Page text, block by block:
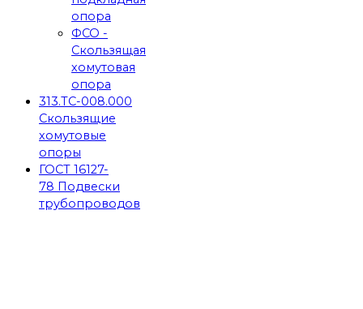
опора
ФСО -
Скользящая
хомутовая
опора
313.ТС-008.000
Скользящие
хомутовые
опоры
ГОСТ 16127-
78 Подвески
трубопроводов